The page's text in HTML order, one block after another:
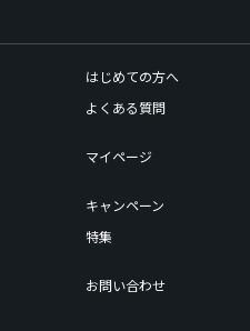
はじめての方へ
よくある質問
マイページ
キャンペーン
特集
お問い合わせ